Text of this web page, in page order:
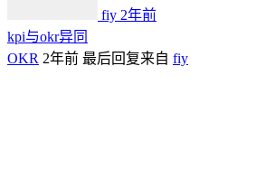
fiy 2年前
kpi与okr异同
OKR 2年前 最后回复来自 fiy